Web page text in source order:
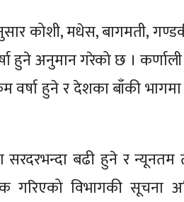
कोशी, मधेस, बागमती,
हुने अनुमान गरेको छ ।
वर्षा हुने र देशका बाँकी
बढी हुने र न्यूनतम
विभागकी सूचना